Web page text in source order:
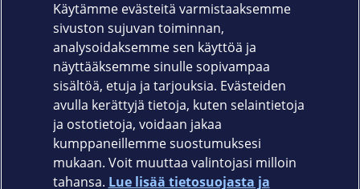
Takuukortti ja turvallisuustiedot
Takuu
24 kk
Käytämme evästeitä varmistaaksemme
sivuston sujuvan toiminnan,
analysoidaksemme sen käyttöä ja
näyttääksemme sinulle sopivampaa
sisältöä, etuja ja tarjouksia. Evästeiden
avulla kerättyjä tietoja, kuten selaintietoja
ja ostotietoja, voidaan jakaa
kumppaneillemme suostumuksesi
mukaan. Voit muuttaa valintojasi milloin
tahansa. Lue lisää tietosuojasta ja